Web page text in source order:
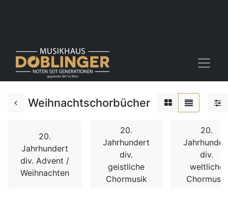
Weihnachtschorbücher
20.
Jahrhundert
div. Advent /
Weihnachten
20.
Jahrhundert
div.
geistliche
Chormusik
20.
div.
weltliche
Chormusik